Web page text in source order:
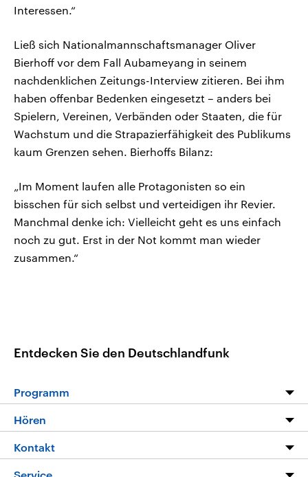
Interessen.“
Ließ sich Nationalmannschaftsmanager Oliver
Bierhoff vor dem Fall Aubameyang in seinem
nachdenklichen Zeitungs-Interview zitieren. Bei ihm
haben offenbar Bedenken eingesetzt – anders bei
Spielern, Vereinen, Verbänden oder Staaten, die für
Wachstum und die Strapazierfähigkeit des Publikums
kaum Grenzen sehen. Bierhoffs Bilanz:
„Im Moment laufen alle Protagonisten so ein
bisschen für sich selbst und verteidigen ihr Revier.
Manchmal denke ich: Vielleicht geht es uns einfach
noch zu gut. Erst in der Not kommt man wieder
zusammen.“
Entdecken Sie den Deutschlandfunk
Programm
Programm
Die Nachrichten
Hören
Livestream
Kontakt
Hörerservice